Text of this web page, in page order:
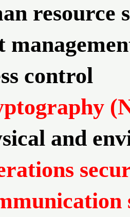
resource
control
and